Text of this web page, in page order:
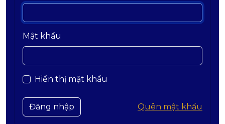
Mật khẩu
Hiển thị mật khẩu
Quên mật khẩu